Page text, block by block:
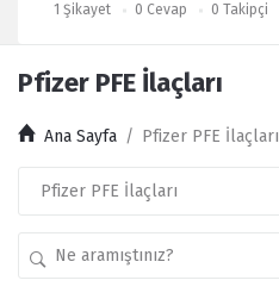
0 Takipçi
0 Cevap
1 Şikayet
Pfizer PFE İlaçları
Ana Sayfa / Pfizer PFE İlaçları